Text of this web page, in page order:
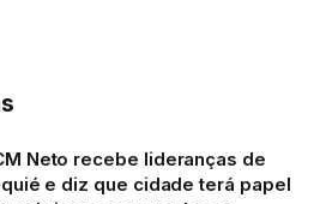
Neto recebe lideranças de
e diz que cidade terá papel